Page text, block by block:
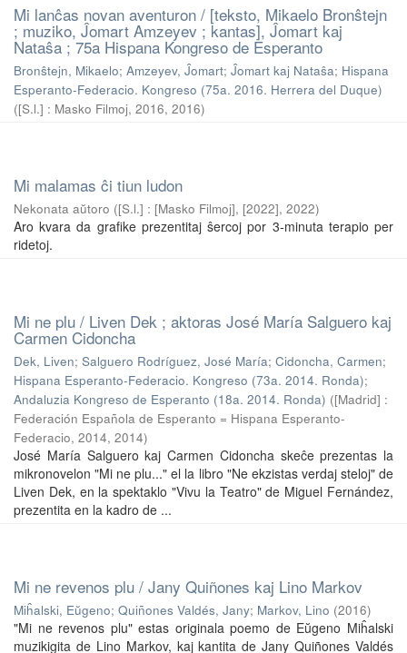
Mi lanĉas novan aventuron / [teksto, Mikaelo Bronŝtejn
; muziko, Ĵomart Amzeyev ; kantas], Ĵomart kaj
Nataŝa ; 75a Hispana Kongreso de Esperanto
Bronŝtejn, Mikaelo; Amzeyev, Ĵomart; Ĵomart kaj Nataŝa; Hispana
Esperanto-Federacio. Kongreso (75a. 2016. Herrera del Duque)
([S.l.] : Masko Filmoj, 2016, 2016)
Mi malamas ĉi tiun ludon
Nekonata aŭtoro ([S.l.] : [Masko Filmoj], [2022], 2022)
Aro kvara da grafike prezentitaj ŝercoj por 3-minuta terapio per
ridetoj.
Mi ne plu / Liven Dek ; aktoras José María Salguero kaj
Carmen Cidoncha
Dek, Liven; Salguero Rodríguez, José María; Cidoncha, Carmen;
Hispana Esperanto-Federacio. Kongreso (73a. 2014. Ronda);
Andaluzia Kongreso de Esperanto (18a. 2014. Ronda) ([Madrid] :
Federación Española de Esperanto = Hispana Esperanto-
Federacio, 2014, 2014)
José María Salguero kaj Carmen Cidoncha skeĉe prezentas la
mikronovelon "Mi ne plu..." el la libro "Ne ekzistas verdaj steloj" de
Liven Dek, en la spektaklo "Vivu la Teatro" de Miguel Fernández,
prezentita en la kadro de ...
Mi ne revenos plu / Jany Quiñones kaj Lino Markov
Miĥalski, Eŭgeno; Quiñones Valdés, Jany; Markov, Lino (2016)
"Mi ne revenos plu" estas originala poemo de Eŭgeno Miĥalski
muzikigita de Lino Markov, kaj kantita de Jany Quiñones Valdés